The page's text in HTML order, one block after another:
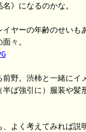
》になるのかな。
イヤーの年齢のせいも
前野。渋柿と一緒にイ
ば強引に）服装や髪
、よく考えてみれば説